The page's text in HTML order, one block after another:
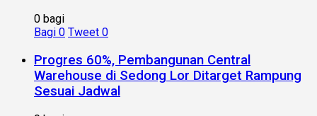
0 bagi
Bagi 0 Tweet 0
Progres 60%, Pembangunan Central
Warehouse di Sedong Lor Ditarget Rampung
Sesuai Jadwal